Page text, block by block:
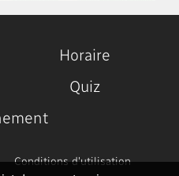
Horaire
Quiz
Conditions d'utilisation